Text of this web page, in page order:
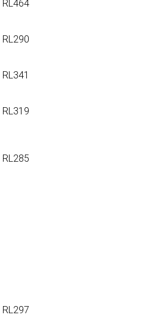
RL464
RL290
RL341
RL319
RL285
RL297